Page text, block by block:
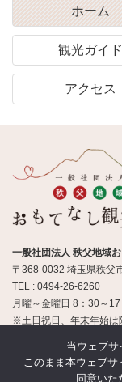
ホーム
観光ガイド
アクセス
一般社団法人 秩父地域
〒368-0032 埼玉県秩父
TEL : 0494-26-6260
月曜～金曜日 8：30～
※土日祝日、年末年始は
© 一般社
当ウェブサ
このまま本ウェブ
同意いた